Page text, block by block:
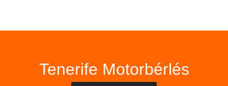
Tenerife Motorbérlés